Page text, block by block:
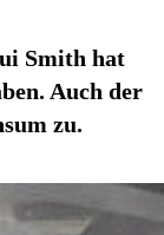
Smith hat
Auch der
zu.